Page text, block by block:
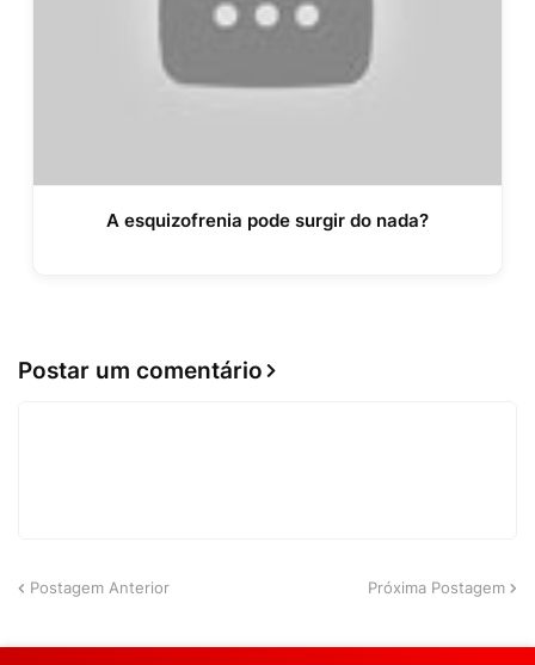
A esquizofrenia pode surgir do nada?
Postar um comentário
Postagem Anterior Próxima Postagem